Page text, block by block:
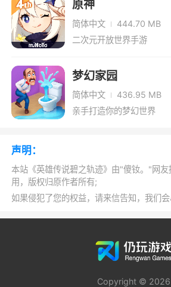
佩戴限制。防具分为衣服、手
饰品
一种增加属性的装备，饰品
套、戒指、皮带、项链、护身
游戏评价
这是一款十分典型的日系
画面十分复古，采用了3D场景
进行游戏，背景和技能特效也十
控的人物同伴也比较丰富，故事
bgm特别应景，特别是其中山
别有一种诡异黑暗的感觉，喜
们千万不要错过了！
原神
简体中文
444.70 MB
二次元开放世界手游
梦幻家园
简体中文
436.95 MB
亲手打造你的梦幻世界
声明：
本站《英雄传说碧之轨迹》由"傻钕。"网友
用，版权归原作者所有;
如果侵犯了您的权益，请来信告知，我们会
Copyright © 2026